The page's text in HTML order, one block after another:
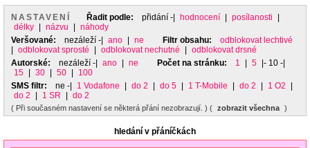
NASTAVENÍ Řadit podle: přidání -| hodnocení posílanosti
délky
názvu
náhody
Veršované:
nezáleží -| ano ne Filtr obsahu:
odblokovat lechtivé
odblokovat sprosté odblokovat nechutné
odblokovat drsné
Autorské:
nezáleží -| ano ne Počet na stránku: 1 5
|- 10 -|
15
30 50
100
SMS filtr:
ne -| 1 Vodafone do 2 do 5 1 T-Mobile do 2 1 O2
do 2
1 SR do 2
( Při současném nastavení se některá přání nezobrazují. ) ( zobrazit všechna )
hledání v přáníčkách